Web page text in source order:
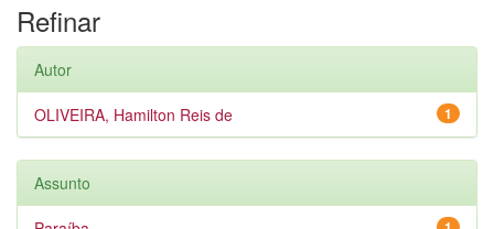
Refinar
Autor
1
OLIVEIRA, Hamilton Reis de
Assunto